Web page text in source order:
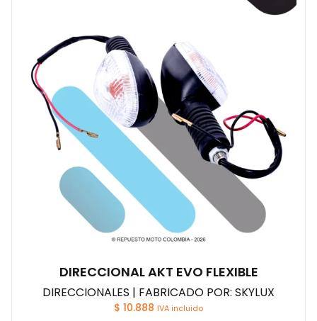
DIRECCIONAL AKT EVO FLEXIBLE
DIRECCIONALES | FABRICADO POR: SKYLUX
$ 10.888 IVA incluido